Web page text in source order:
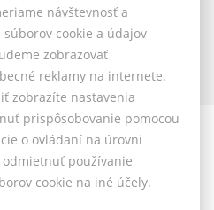
nám
ALL 4 LIFE
návštevnosť a
cookie a údajov
zobrazovať
reklamy na internete.
zobrazíte nastavenia
prispôsobovanie pomocou
o ovládaní na úrovni
používanie
cookie na iné účely.